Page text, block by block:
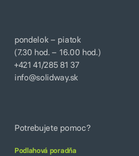
pondelok – piatok
(7.30 hod. – 16.00 hod.)
+421 41/285 81 37
info@solidway.sk
Potrebujete pomoc?
Podlahová poradňa